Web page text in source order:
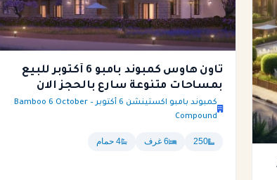
تاون هاوس كمبوند بامبو 6 أكتوبر للبيع
بمساحات متنوعة سارع بالحجز الان
كمبوند بامبو اكستينشن 6 أكتوبر – Bamboo 6 October
Compound
250 6 غرف 4 حمام